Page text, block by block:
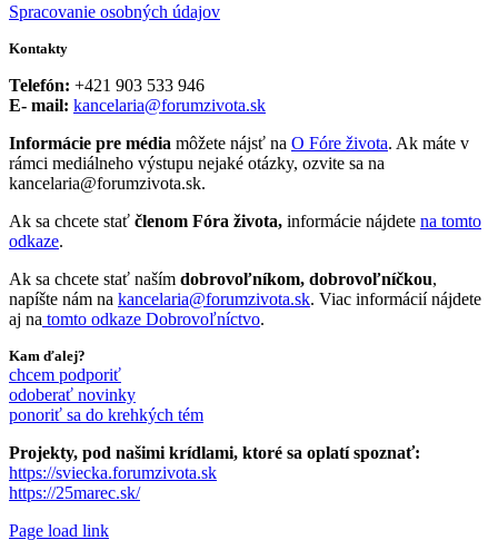
Spracovanie osobných údajov
Kontakty
Telefón: +421 903 533 946
E- mail: kancelaria@forumzivota.sk
Informácie pre média môžete nájsť na O Fóre života. Ak máte v
rámci mediálneho výstupu nejaké otázky, ozvite sa na
kancelaria@forumzivota.sk.
Ak sa chcete stať členom Fóra života, informácie nájdete na tomto
odkaze.
Ak sa chcete stať naším dobrovoľníkom, dobrovoľníčkou,
napíšte nám na kancelaria@forumzivota.sk. Viac informácií nájdete
aj na tomto odkaze Dobrovoľníctvo.
Kam ďalej?
chcem podporiť
odoberať novinky
ponoriť sa do krehkých tém
Projekty, pod našimi krídlami, ktoré sa oplatí spoznať:
https://sviecka.forumzivota.sk
https://25marec.sk/
Page load link